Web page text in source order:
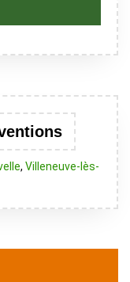
, Villeneuve-lès-